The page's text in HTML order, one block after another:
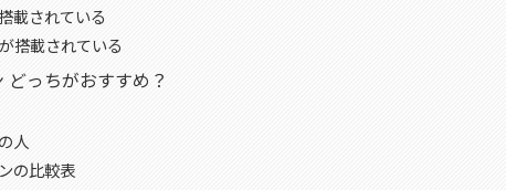
載されている
搭載されている
っちがおすすめ？
人
の比較表